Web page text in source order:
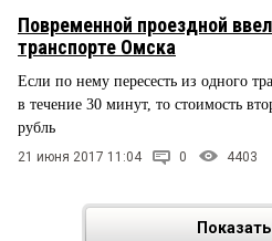
Повременной проездной
транспорте Омска
Если по нему пересесть из одного
в течение 30 минут, то стоимость
рубль
21 июня 2017 11:04 0 4403